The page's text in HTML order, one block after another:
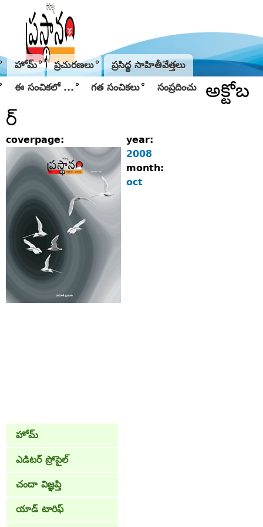
హోమ్ ప్రచురణలు ప్రసిద్థ సాహితీవేత్తలు
ఈ సంచికలో ... గత సంచికలు సంప్రదించు
అక్టోబ
ర్
coverpage:
year:
2008
month:
oct
హోమ్
ఎడిటర్ ప్రోపైల్
చందా విజ్ఞప్తి
యాడ్ టారిఫ్